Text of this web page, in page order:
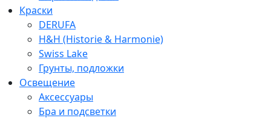
Краски
DERUFA
H&H (Historie & Harmonie)
Swiss Lake
Грунты, подложки
Освещение
Аксессуары
Бра и подсветки